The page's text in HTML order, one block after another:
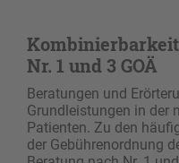
Nr. 1 und 3 GOÄ
Beratungen und
Grundleistungen in der
Patienten. Zu den
der Gebührenordnung